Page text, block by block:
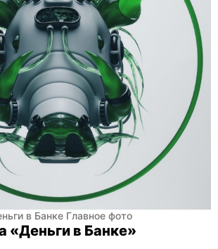
в Банке Главное фото
«Деньги в Банке»